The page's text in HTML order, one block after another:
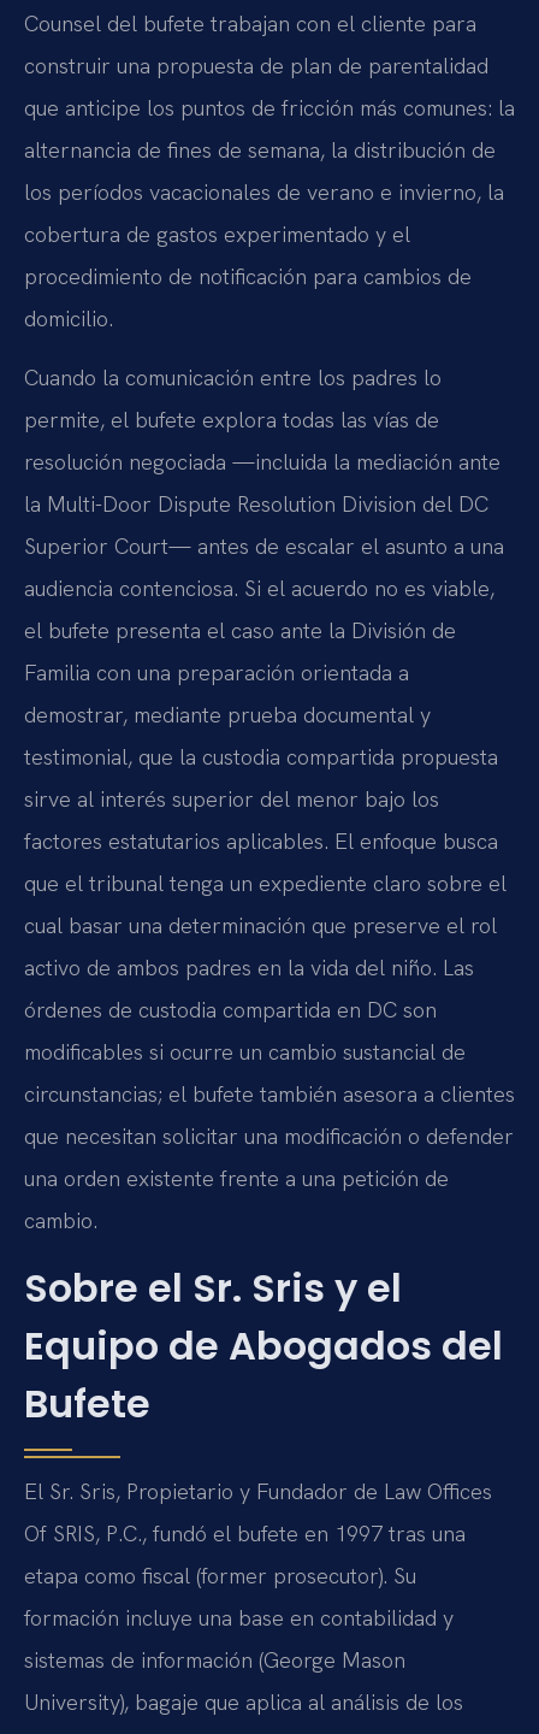
Counsel del bufete trabajan con el cliente para
construir una propuesta de plan de parentalidad
que anticipe los puntos de fricción más comunes: la
alternancia de fines de semana, la distribución de
los períodos vacacionales de verano e invierno, la
cobertura de gastos experimentado y el
procedimiento de notificación para cambios de
domicilio.
Cuando la comunicación entre los padres lo
permite, el bufete explora todas las vías de
resolución negociada —incluida la mediación ante
la Multi-Door Dispute Resolution Division del DC
Superior Court— antes de escalar el asunto a una
audiencia contenciosa. Si el acuerdo no es viable,
el bufete presenta el caso ante la División de
Familia con una preparación orientada a
demostrar, mediante prueba documental y
testimonial, que la custodia compartida propuesta
sirve al interés superior del menor bajo los
factores estatutarios aplicables. El enfoque busca
que el tribunal tenga un expediente claro sobre el
cual basar una determinación que preserve el rol
activo de ambos padres en la vida del niño. Las
órdenes de custodia compartida en DC son
modificables si ocurre un cambio sustancial de
circunstancias; el bufete también asesora a clientes
que necesitan solicitar una modificación o defender
una orden existente frente a una petición de
cambio.
Sobre el Sr. Sris y el
Equipo de Abogados del
Bufete
El Sr. Sris, Propietario y Fundador de Law Offices
Of SRIS, P.C., fundó el bufete en 1997 tras una
etapa como fiscal (former prosecutor). Su
formación incluye una base en contabilidad y
sistemas de información (George Mason
University), bagaje que aplica al análisis de los